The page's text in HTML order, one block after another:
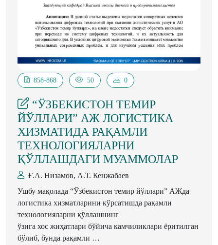
858-868 50 0
“ЎЗБЕКИСТОН ТЕМИР
ЙЎЛЛАРИ” АЖ ЛОГИСТИКА
ХИЗМАТИДА РАҚАМЛИ
ТЕХНОЛОГИЯЛАРНИ
ҚЎЛЛАШДАГИ МУАММОЛАР
Ғ.А. Низамов, А.Т. Кенжабаев
Ушбу мақолада “Ўзбекистон темир йўллари” АЖда
логистика хизматларини кўрсатишда рақамли
технологияларни қўллашнинг
ўзига хос жиҳатлари бўйича камчиликлари ёритилган
бўлиб, бунда рақамли